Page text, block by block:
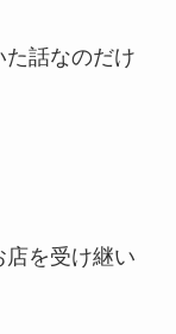
話なのだけ
を受け継い